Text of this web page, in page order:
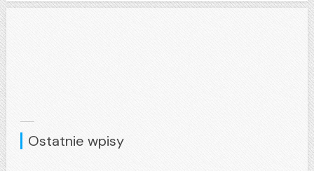
Ostatnie wpisy